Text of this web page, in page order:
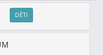
DĚTI